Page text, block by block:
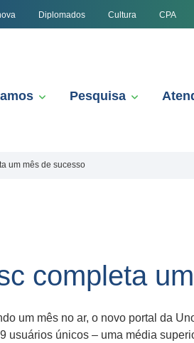
Diplomados Cultura CPA
Pesquisa
um mês de sucesso
completa
um mês no ar, o novo portal da
únicos – uma média